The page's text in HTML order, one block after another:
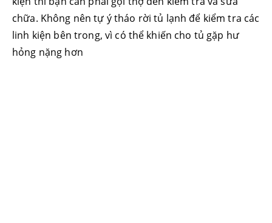
chữa. Không nên tự ý tháo rời tủ lạnh để kiểm tra các
linh kiện bên trong, vì có thể khiến cho tủ gặp hư
hỏng nặng hơn